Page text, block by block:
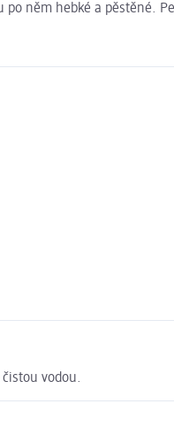
něm hebké a pěstěné.
vodou.